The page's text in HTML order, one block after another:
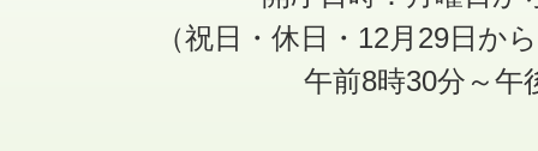
（祝日・休日・12月29日か
午前8時30分～午